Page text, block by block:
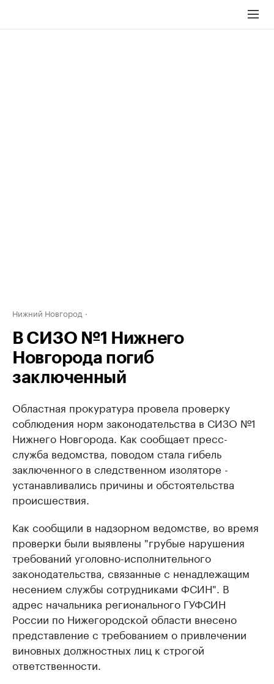
Нижний Новгород
В СИЗО №1 Нижнего
Новгорода погиб
заключенный
Областная прокуратура провела проверку
соблюдения норм законодательства в СИЗО №1
Нижнего Новгорода. Как сообщает пресс-
служба ведомства, поводом стала гибель
заключенного в следственном изоляторе -
устанавливались причины и обстоятельства
происшествия.
Как сообщили в надзорном ведомстве, во время
проверки были выявлены "грубые нарушения
требований уголовно-исполнительного
законодательства, связанные с ненадлежащим
несением службы сотрудниками ФСИН". В
адрес начальника регионального ГУФСИН
России по Нижегородской области внесено
представление с требованием о привлечении
виновных должностных лиц к строгой
ответственности.